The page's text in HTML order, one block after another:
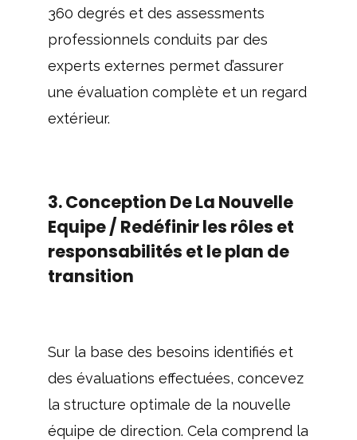
360 degrés et des assessments
professionnels conduits par des
experts externes permet d’assurer
une évaluation complète et un regard
extérieur.
3. Conception De La Nouvelle
Equipe / Redéfinir les rôles et
responsabilités et le plan de
transition
Sur la base des besoins identifiés et
des évaluations effectuées, concevez
la structure optimale de la nouvelle
équipe de direction. Cela comprend la